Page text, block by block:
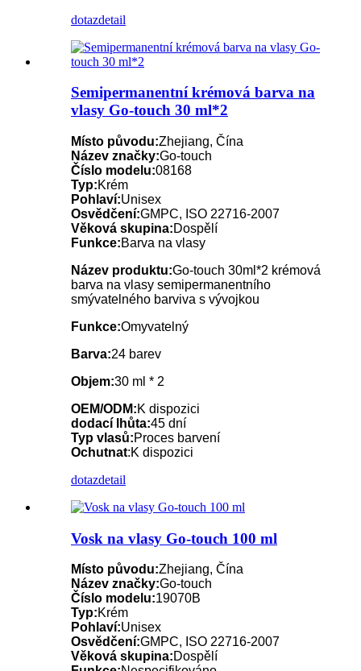
dotazdetail
Semipermanentní krémová barva na
vlasy Go-touch 30 ml*2
Místo původu:Zhejiang, Čína
Název značky:Go-touch
Číslo modelu:08168
Typ:Krém
Pohlaví:Unisex
Osvědčení:GMPC, ISO 22716-2007
Věková skupina:Dospělí
Funkce:Barva na vlasy
Název produktu:Go-touch 30ml*2 krémová
barva na vlasy semipermanentního
smývatelného barviva s vývojkou
Funkce:Omyvatelný
Barva:24 barev
Objem:30 ml * 2
OEM/ODM:K dispozici
dodací lhůta:45 dní
Typ vlasů:Proces barvení
Ochutnat:K dispozici
dotazdetail
Vosk na vlasy Go-touch 100 ml
Místo původu:Zhejiang, Čína
Název značky:Go-touch
Číslo modelu:19070B
Typ:Krém
Pohlaví:Unisex
Osvědčení:GMPC, ISO 22716-2007
Věková skupina:Dospělí